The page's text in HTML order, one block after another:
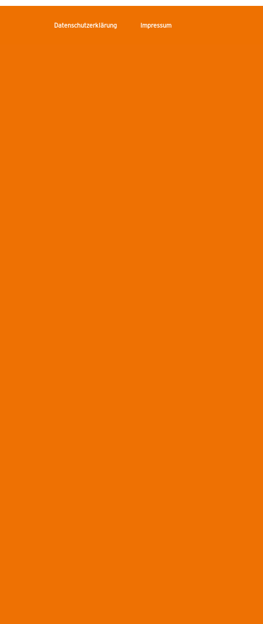
Datenschutzerklärung Impressum